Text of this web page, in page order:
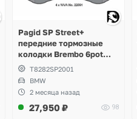
Pagid SP Street+
передние тормозные
колодки Brembo 6pot
BMW M2 G87, M3 G80,
G81, M4 G82 Competition
T8282SP2001
BMW
2 месяца назад
27,950 ₽ 98